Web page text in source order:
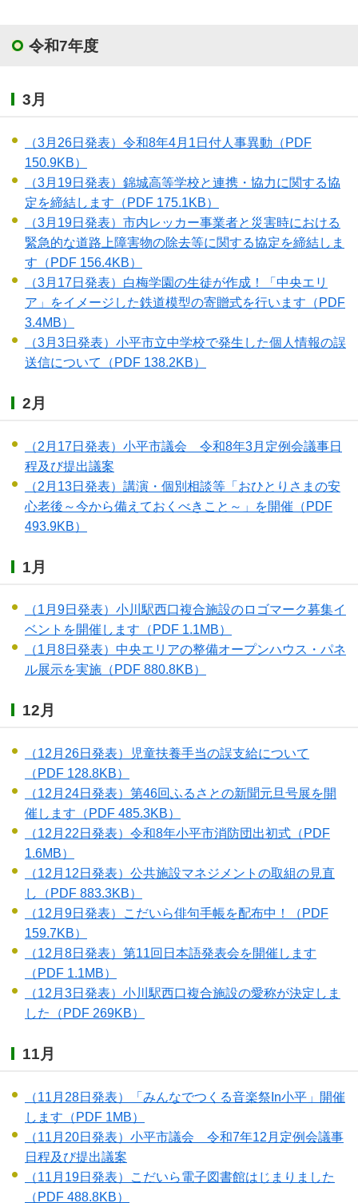
令和7年度
3月
（3月26日発表）令和8年4月1日付人事異動 （PDF
150.9KB）
（3月19日発表）錦城高等学校と連携・協力に関する協
定を締結します （PDF 175.1KB）
（3月19日発表）市内レッカー事業者と災害時における
緊急的な道路上障害物の除去等に関する協定を締結しま
す （PDF 156.4KB）
（3月17日発表）白梅学園の生徒が作成！「中央エリ
ア」をイメージした鉄道模型の寄贈式を行います （PDF
3.4MB）
（3月3日発表）小平市立中学校で発生した個人情報の誤
送信について
（PDF 138.2KB）
2月
（2月17日発表）小平市議会 令和8年3月定例会議事日
程及び提出議案
（2月13日発表）講演・個別相談等「おひとりさまの安
心老後～今から備えておくべきこと～」を開催 （PDF
493.9KB）
1月
（1月9日発表）小川駅西口複合施設のロゴマーク募集イ
ベントを開催します （PDF 1.1MB）
（1月8日発表）中央エリアの整備オープンハウス・パネ
ル展示を実施 （PDF 880.8KB）
12月
（12月26日発表）児童扶養手当の誤支給について
（PDF 128.8KB）
（12月24日発表）第46回ふるさとの新聞元旦号展を開
催します （PDF 485.3KB）
（12月22日発表）令和8年小平市消防団出初式 （PDF
1.6MB）
（12月12日発表）公共施設マネジメントの取組の見直
し
（PDF 883.3KB）
（12月9日発表）こだいら俳句手帳を配布中！
（PDF
159.7KB）
（12月8日発表）第11回日本語発表会を開催します
（PDF 1.1MB）
（12月3日発表）小川駅西口複合施設の愛称が決定しま
した
（PDF 269KB）
11月
（11月28日発表）「みんなでつくる音楽祭In小平」開催
します （PDF 1MB）
（11月20日発表）小平市議会 令和7年12月定例会議事
日程及び提出議案
（11月19日発表）こだいら電子図書館はじまりました
（PDF 488.8KB）